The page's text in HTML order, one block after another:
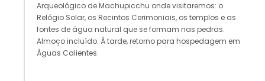
Arqueológico de Machupicchu onde visitaremos: o
Relógio Solar, os Recintos Cerimoniais, os templos e as
fontes de água natural que se formam nas pedras.
Almoço incluído. À tarde, retorno para hospedagem em
Águas Calientes.